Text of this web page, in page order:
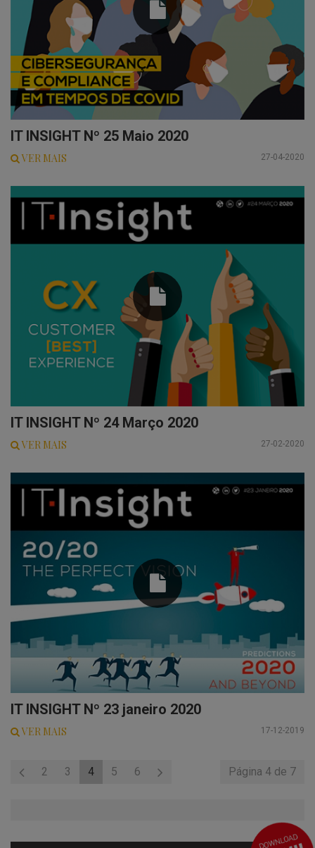
IT INSIGHT Nº 25 Maio 2020
27-04-2020
VER MAIS
IT INSIGHT Nº 24 Março 2020
27-02-2020
VER MAIS
IT INSIGHT Nº 23 janeiro 2020
17-12-2019
VER MAIS
2 3 4 5 6 Página 4 de 7